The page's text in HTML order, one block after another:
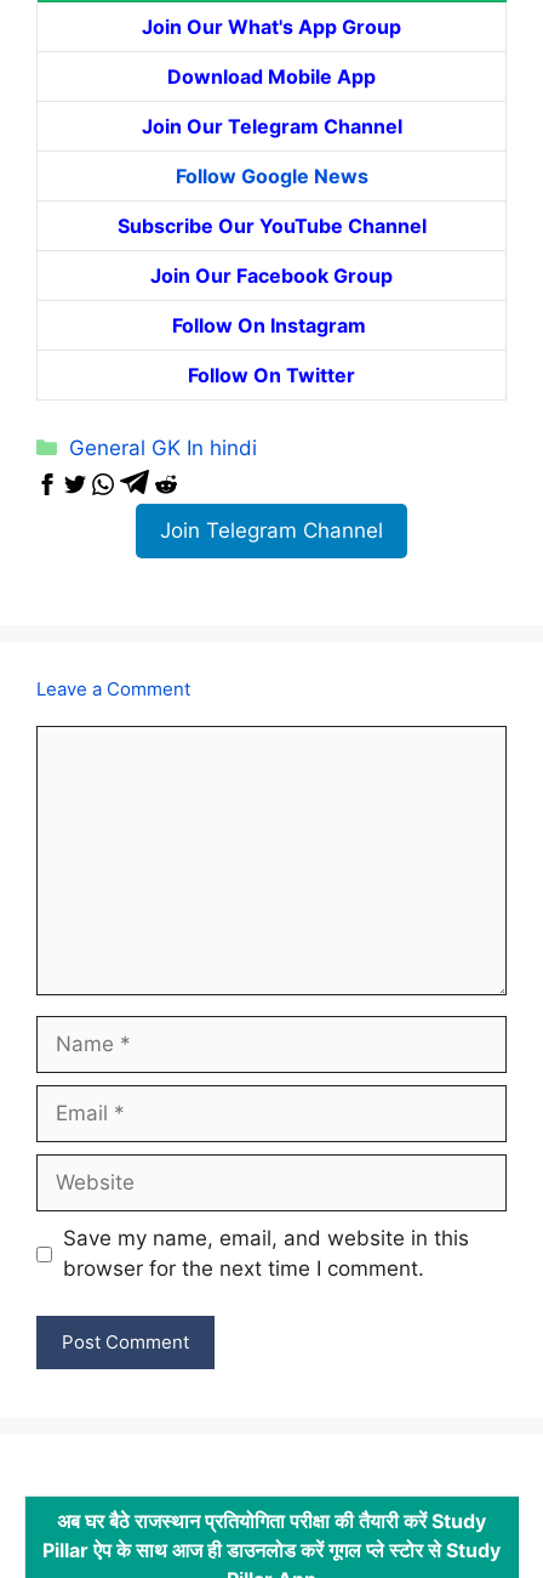
Join Our What's App Group
Download Mobile App
Join Our Telegram Channel
Follow Google News
Subscribe Our YouTube Channel
Join Our Facebook Group
Follow On Instagram
Follow On Twitter
Categories
General GK In hindi
Join Telegram Channel
Leave a Comment
Name
Email
Website
Save my name, email, and website in this
browser for the next time I comment.
अब घर बैठे राजस्थान प्रतियोगिता परीक्षा की तैयारी करें Study
Pillar ऐप के साथ आज ही डाउनलोड करें गूगल प्ले स्टोर से Study